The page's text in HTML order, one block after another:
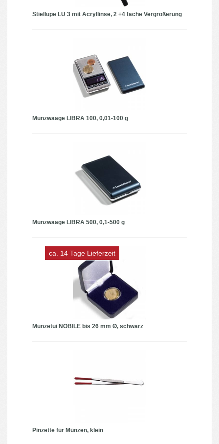
Stiellupe LU 3 mit Acryllinse, 2 +4 fache Vergrößerung
Münzwaage LIBRA 100, 0,01-100 g
Münzwaage LIBRA 500, 0,1-500 g
ca. 14 Tage Lieferzeit
Münzetui NOBILE bis 26 mm Ø, schwarz
Pinzette für Münzen, klein